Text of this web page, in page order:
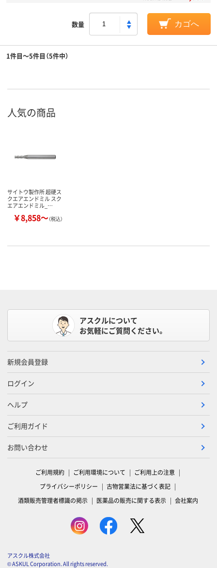
数量 カゴへ
1件目～5件目（5件中）
人気の商品
サイトウ製作所 超硬ス
クエアエンドミル スク
エアエンドミル_…
￥8,858～（税込）
アスクルについて
お気軽にご質問ください。
新規会員登録
ログイン
ヘルプ
ご利用ガイド
お問い合わせ
ご利用規約 ご利用環境について
ご利用上の注意
プライバシーポリシー
古物営業法に基づく表記
酒類販売管理者標識の掲示
医薬品の販売に関する表示 会社案内
アスクル株式会社
© ASKUL Corporation. All rights reserved.